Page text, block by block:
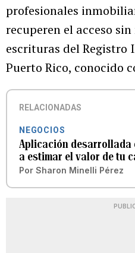
profesionales
recuperen el acceso
escrituras del
Puerto Rico, conocido
RELACIONADAS
NEGOCIOS
Aplicación desarrollada
a estimar el valor de tu
Por Sharon Minelli Pérez